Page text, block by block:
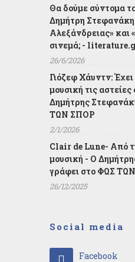
Θα δούμε σύντομα
Δημήτρη
Αλεξάνδρειας» και
σινεμά; -
26/6/2026
Γιόζεφ Χάυντν:
μουσική τις
Δημήτρης
ΤΩΝ ΣΠΟΡ
2/1/2026
Clair de Lune- Από
μουσική - Ο
γράφει στο ΦΩΣ
26/12/2025
Social media
Facebook